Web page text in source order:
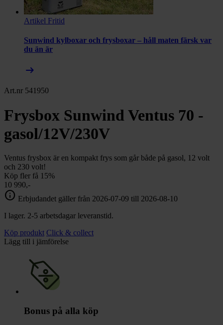
Artikel Fritid
Sunwind kylboxar och frysboxar – håll maten färsk var
du än är
arrow_right_alt
Art.nr 541950
Frysbox Sunwind Ventus 70 -
gasol/12V/230V
Ventus frysbox är en kompakt frys som går både på gasol, 12 volt
och 230 volt!
Köp fler få 15%
10 990,-
info Erbjudandet gäller från 2026-07-09 till 2026-08-10
I lager. 2-5 arbetsdagar leveranstid.
Köp produkt Click & collect
Lägg till i jämförelse
Bonus på alla köp